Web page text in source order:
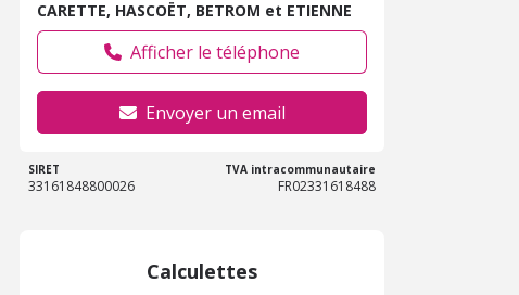
CARETTE, HASCOËT, BETROM et ETIENNE
Afficher le téléphone
Envoyer un email
SIRET
33161848800026
TVA intracommunautaire
FR02331618488
Calculettes